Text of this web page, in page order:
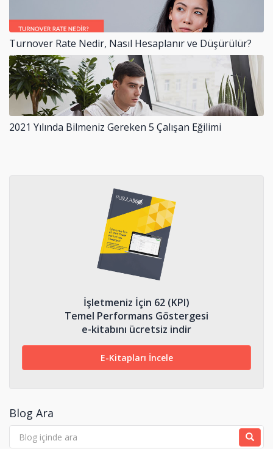
Turnover Rate Nedir, Nasıl Hesaplanır ve Düşürülür?
2021 Yılında Bilmeniz Gereken 5 Çalışan Eğilimi
İşletmeniz İçin 62 (KPI)
Temel Performans Göstergesi
e-kitabını ücretsiz indir
E-Kitapları İncele
Blog Ara